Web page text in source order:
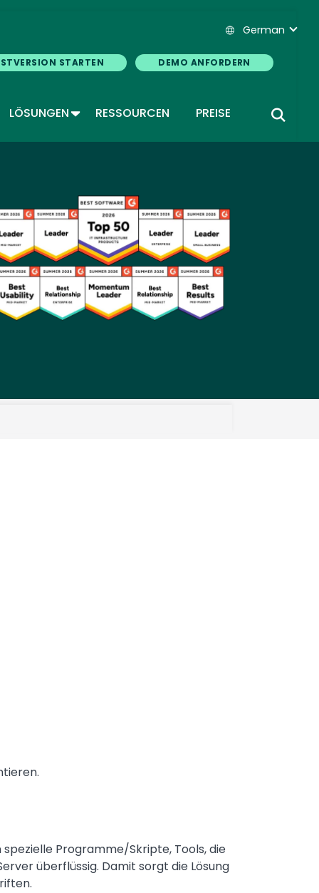
German
STARTEN DEMO ANFORDERN
DROPDOWN
LÖSUNGENTOGGLE DROPDOWN
RESSOURCEN PREISE
Programme/Skripte, Tools, die
überflüssig. Damit sorgt die Lösung